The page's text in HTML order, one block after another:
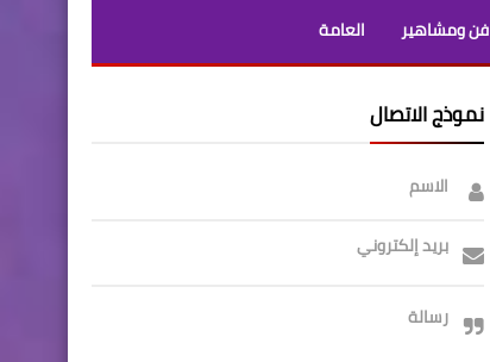
فن ومشاهير العامة
نموذج الاتصال
الاسم
بريد إلكتروني
رسالة